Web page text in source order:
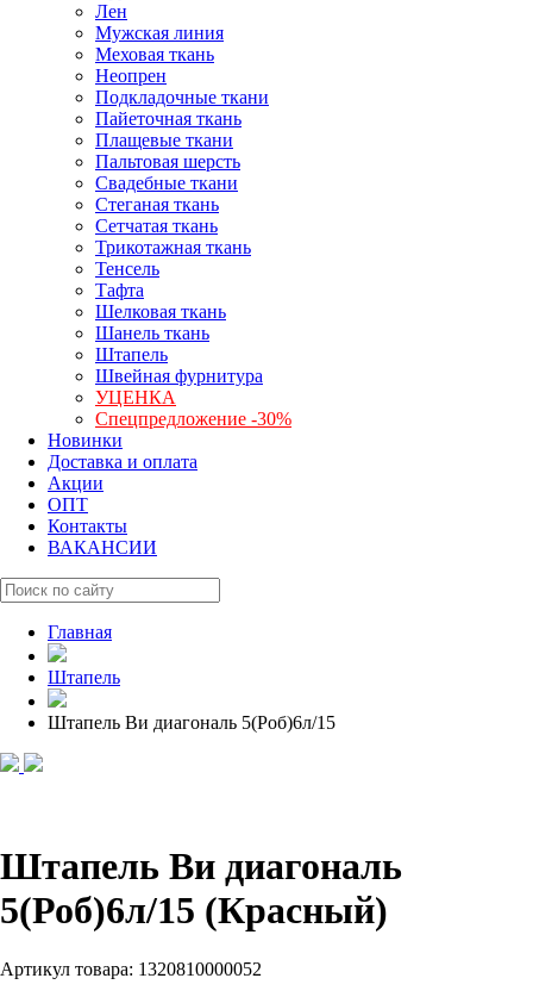
Лен
Мужская линия
Меховая ткань
Неопрен
Подкладочные ткани
Пайеточная ткань
Плащевые ткани
Пальтовая шерсть
Свадебные ткани
Стеганая ткань
Сетчатая ткань
Трикотажная ткань
Тенсель
Тафта
Шелковая ткань
Шанель ткань
Штапель
Швейная фурнитура
УЦЕНКА
Спецпредложение -30%
Новинки
Доставка и оплата
Акции
ОПТ
Контакты
ВАКАНСИИ
Главная
Штапель
Штапель Ви диагональ 5(Роб)6л/15
Штапель Ви диагональ
5(Роб)6л/15 (Красный)
Артикул товара: 1320810000052